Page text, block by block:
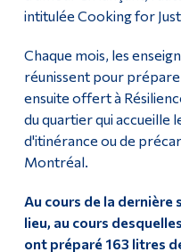
intitulée Cooking for
Chaque mois, les
réunissent pour
ensuite offert à
du quartier qui accueille
d'itinérance ou de
Montréal.
Au cours de la dernière
lieu, au cours
ont préparé 163 litres